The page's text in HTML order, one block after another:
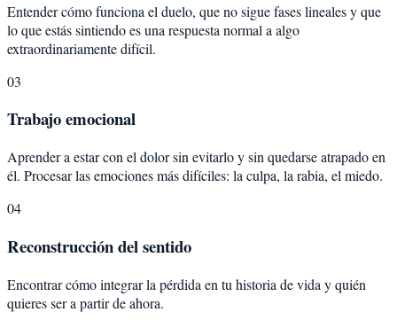
Entender cómo funciona el duelo, que no sigue fases lineales y que
lo que estás sintiendo es una respuesta normal a algo
extraordinariamente difícil.
03
Trabajo emocional
Aprender a estar con el dolor sin evitarlo y sin quedarse atrapado en
él. Procesar las emociones más difíciles: la culpa, la rabia, el miedo.
04
Reconstrucción del sentido
Encontrar cómo integrar la pérdida en tu historia de vida y quién
quieres ser a partir de ahora.